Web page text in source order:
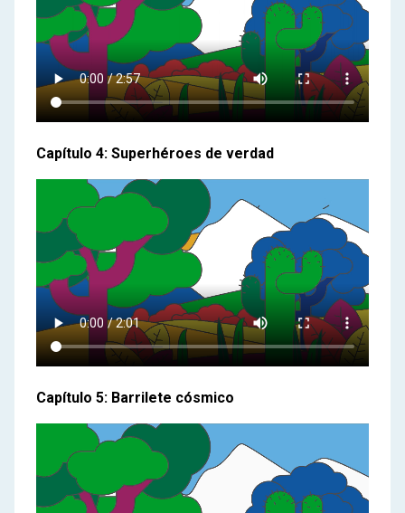
Capítulo 4: Superhéroes de verdad
Capítulo 5: Barrilete cósmico